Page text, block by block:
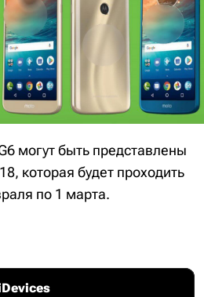
могут быть представлены
которая будет проходить
по 1 марта.